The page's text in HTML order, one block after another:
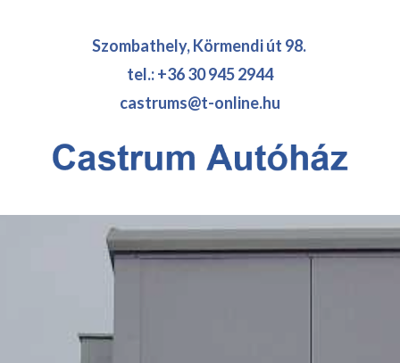
Szombathely, Körmendi út 98.
tel.: ​+36 30 945 2944
castrums@t-online.hu